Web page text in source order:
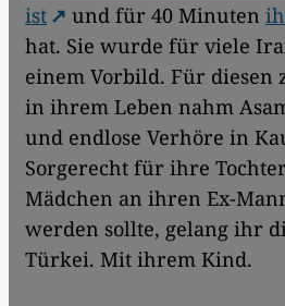
ist
und für 40 Minuten
hat. Sie wurde für viele
einem Vorbild. Für diesen
in ihrem Leben nahm
und endlose Verhöre in
Sorgerecht für ihre
Mädchen an ihren Ex-
werden sollte, gelang ihr
Türkei. Mit ihrem Kind.